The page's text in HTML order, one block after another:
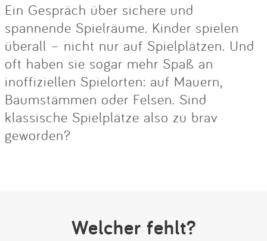
Ein Gespräch über sichere und
spannende Spielräume. Kinder spielen
überall – nicht nur auf Spielplätzen. Und
oft haben sie sogar mehr Spaß an
inoffiziellen Spielorten: auf Mauern,
Baumstämmen oder Felsen. Sind
klassische Spielplätze also zu brav
geworden?
Welcher fehlt?